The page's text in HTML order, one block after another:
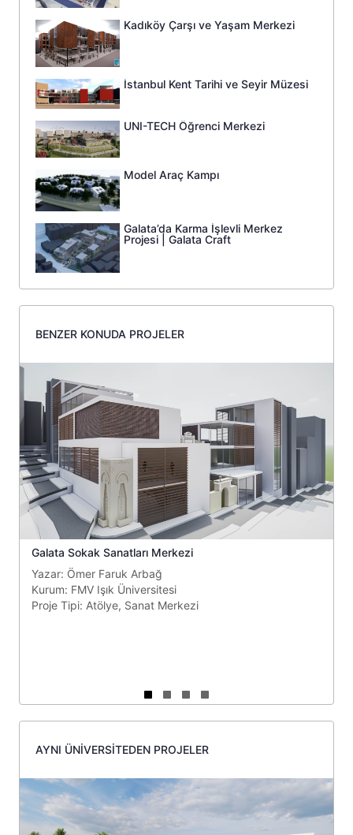
Kadıköy Çarşı ve Yaşam Merkezi
İstanbul Kent Tarihi ve Seyir Müzesi
UNI-TECH Öğrenci Merkezi
Model Araç Kampı
Galata’da Karma İşlevli Merkez
Projesi | Galata Craft
BENZER KONUDA PROJELER
Galata Sokak Sanatları Merkezi
Yazar: Ömer Faruk Arbağ
Kurum: FMV Işık Üniversitesi
Proje Tipi: Atölye, Sanat Merkezi
AYNI ÜNİVERSİTEDEN PROJELER